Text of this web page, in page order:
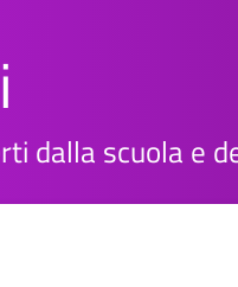
dalla scuola e